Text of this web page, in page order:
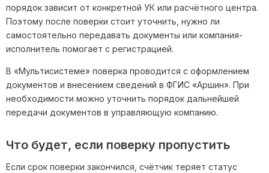
порядок зависит от конкретной УК или расчётного центра.
Поэтому после поверки стоит уточнить, нужно ли
самостоятельно передавать документы или компания-
исполнитель помогает с регистрацией.
В «Мультисистеме» поверка проводится с оформлением
документов и внесением сведений в ФГИС «Аршин». При
необходимости можно уточнить порядок дальнейшей
передачи документов в управляющую компанию.
Что будет, если поверку пропустить
Если срок поверки закончился, счётчик теряет статус